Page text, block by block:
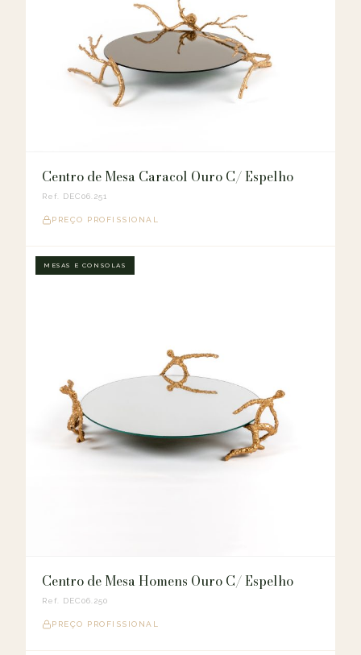
Centro de Mesa Caracol Ouro C/ Espelho
Ref. DEC06.251
PREÇO PROFISSIONAL
MESAS E CONSOLAS
Centro de Mesa Homens Ouro C/ Espelho
Ref. DEC06.250
PREÇO PROFISSIONAL